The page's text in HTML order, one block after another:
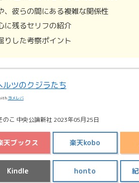
、彼らの間にある複雑な関係性
に残るセリフの紹介
りした考察ポイント
ルツのクジラたち
ヨメレバ
のこ 中央公論新社 2023年05月25日
天ブックス 楽天kobo
Kindle honto